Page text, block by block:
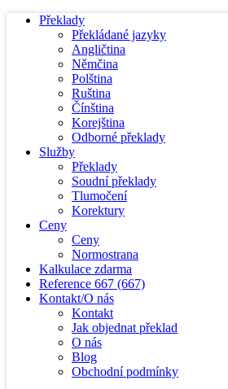
Překlady
Překládané jazyky
Angličtina
Němčina
Polština
Ruština
Čínština
Korejština
Odborné překlady
Služby
Překlady
Soudní překlady
Tlumočení
Korektury
Ceny
Ceny
Normostrana
Kalkulace zdarma
Reference 667 (667)
Kontakt/O nás
Kontakt
Jak objednat překlad
O nás
Blog
Obchodní podmínky